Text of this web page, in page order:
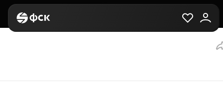
2-комнатная, 55.7